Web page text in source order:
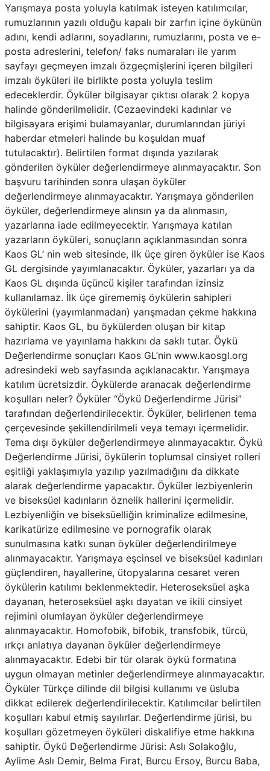
Yarışmaya posta yoluyla katılmak isteyen katılımcılar,
rumuzlarının yazılı olduğu kapalı bir zarfın içine öykünün
adını, kendi adlarını, soyadlarını, rumuzlarını, posta ve e-
posta adreslerini, telefon/ faks numaraları ile yarım
sayfayı geçmeyen imzalı özgeçmişlerini içeren bilgileri
imzalı öyküleri ile birlikte posta yoluyla teslim
edeceklerdir. Öyküler bilgisayar çıktısı olarak 2 kopya
halinde gönderilmelidir. (Cezaevindeki kadınlar ve
bilgisayara erişimi bulamayanlar, durumlarından jüriyi
haberdar etmeleri halinde bu koşuldan muaf
tutulacaktır). Belirtilen format dışında yazılarak
gönderilen öyküler değerlendirmeye alınmayacaktır. Son
başvuru tarihinden sonra ulaşan öyküler
değerlendirmeye alınmayacaktır. Yarışmaya gönderilen
öyküler, değerlendirmeye alınsın ya da alınmasın,
yazarlarına iade edilmeyecektir. Yarışmaya katılan
yazarların öyküleri, sonuçların açıklanmasından sonra
Kaos GL’ nin web sitesinde, ilk üçe giren öyküler ise Kaos
GL dergisinde yayımlanacaktır. Öyküler, yazarları ya da
Kaos GL dışında üçüncü kişiler tarafından izinsiz
kullanılamaz. İlk üçe girememiş öykülerin sahipleri
öykülerini (yayımlanmadan) yarışmadan çekme hakkına
sahiptir. Kaos GL, bu öykülerden oluşan bir kitap
hazırlama ve yayınlama hakkını da saklı tutar. Öykü
Değerlendirme sonuçları Kaos GL’nin www.kaosgl.org
adresindeki web sayfasında açıklanacaktır. Yarışmaya
katılım ücretsizdir. Öykülerde aranacak değerlendirme
koşulları neler? Öyküler “Öykü Değerlendirme Jürisi”
tarafından değerlendirilecektir. Öyküler, belirlenen tema
çerçevesinde şekillendirilmeli veya temayı içermelidir.
Tema dışı öyküler değerlendirmeye alınmayacaktır. Öykü
Değerlendirme Jürisi, öykülerin toplumsal cinsiyet rolleri
eşitliği yaklaşımıyla yazılıp yazılmadığını da dikkate
alarak değerlendirme yapacaktır. Öyküler lezbiyenlerin
ve biseksüel kadınların öznelik hallerini içermelidir.
Lezbiyenliğin ve biseksüelliğin kriminalize edilmesine,
karikatürize edilmesine ve pornografik olarak
sunulmasına katkı sunan öyküler değerlendirilmeye
alınmayacaktır. Yarışmaya eşcinsel ve biseksüel kadınları
güçlendiren, hayallerine, ütopyalarına cesaret veren
öykülerin katılımı beklenmektedir. Heteroseksüel aşka
dayanan, heteroseksüel aşkı dayatan ve ikili cinsiyet
rejimini olumlayan öyküler değerlendirmeye
alınmayacaktır. Homofobik, bifobik, transfobik, türcü,
ırkçı anlatıya dayanan öyküler değerlendirmeye
alınmayacaktır. Edebi bir tür olarak öykü formatına
uygun olmayan metinler değerlendirmeye alınmayacaktır.
Öyküler Türkçe dilinde dil bilgisi kullanımı ve üsluba
dikkat edilerek değerlendirilecektir. Katılımcılar belirtilen
koşulları kabul etmiş sayılırlar. Değerlendirme jürisi, bu
koşulları gözetmeyen öyküleri diskalifiye etme hakkına
sahiptir. Öykü Değerlendirme Jürisi: Aslı Solakoğlu,
Aylime Aslı Demir, Belma Fırat, Burcu Ersoy, Burcu Baba,